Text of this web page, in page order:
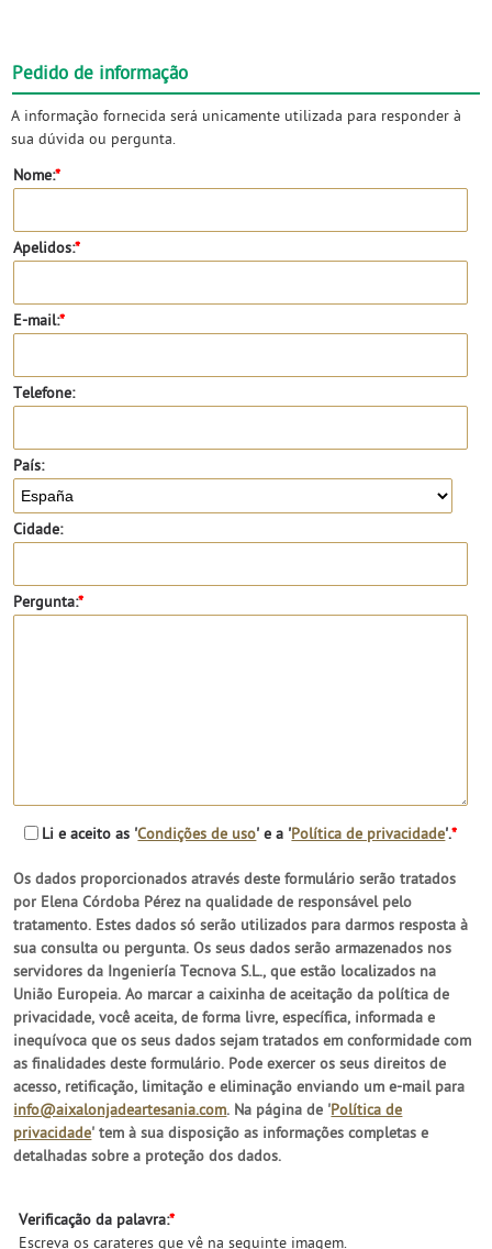
Pedido de informação
A informação fornecida será unicamente utilizada para responder à
sua dúvida ou pergunta.
Nome:*
Apelidos:*
E-mail:*
Telefone:
País:
Cidade:
Pergunta:*
Li e aceito as 'Condições de uso' e a 'Política de privacidade'.*
Os dados proporcionados através deste formulário serão tratados
por Elena Córdoba Pérez na qualidade de responsável pelo
tratamento. Estes dados só serão utilizados para darmos resposta à
sua consulta ou pergunta. Os seus dados serão armazenados nos
servidores da Ingeniería Tecnova S.L., que estão localizados na
União Europeia. Ao marcar a caixinha de aceitação da política de
privacidade, você aceita, de forma livre, específica, informada e
inequívoca que os seus dados sejam tratados em conformidade com
as finalidades deste formulário. Pode exercer os seus direitos de
acesso, retificação, limitação e eliminação enviando um e-mail para
info@aixalonjadeartesania.com. Na página de 'Política de
privacidade' tem à sua disposição as informações completas e
detalhadas sobre a proteção dos dados.
Verificação da palavra:*
Escreva os carateres que vê na seguinte imagem.